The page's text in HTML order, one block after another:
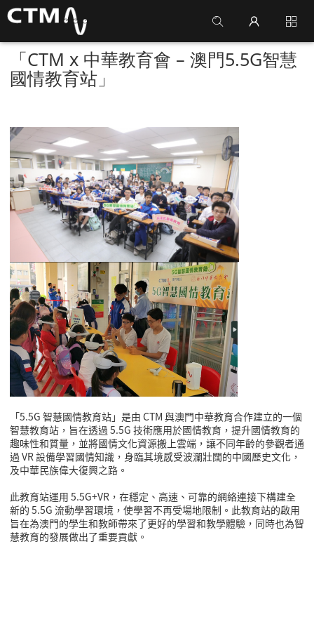
「CTM x 中華教育會 – 澳門5.5G智慧
國情教育站」
「5.5G 智慧國情教育站」是由 CTM 與澳門中華教育合作建立的一個
智慧教育站，旨在透過 5.5G 技術應用於國情教育，提升國情教育的
趣味性和質量，並將國情文化資源搬上雲端，讓不同年齡的參觀者通
過 VR 設備學習國情知識，身臨其境感受波瀾壯闊的中國歷史文化，
及中華民族偉大復興之路。
此教育站運用 5.5G+VR，在穩定、高速、可靠的網絡連接下構建全
新的 5.5G 流動學習環境，使學習不再受場地限制。此教育站的啟用
旨在為澳門的學生和教師帶來了更好的學習和教學體驗，同時也為智
慧教育的發展做出了重要貢獻。